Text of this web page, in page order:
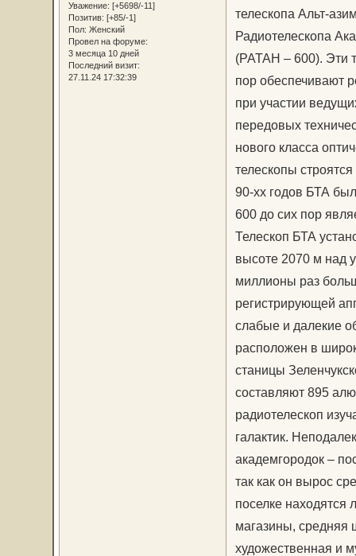
Уважение: [+5698/-11]
Позитив: [+85/-1]
Пол: Женский
Провел на форуме:
3 месяца 10 дней
Последний визит:
27.11.24 17:32:39
телескопа Альт-
Радиотелескопа
(РАТАН – 600). Эти
пор обеспечивают
при участии
передовых
нового класса
телескопы
90-хх годов БТА
600 до сих пор
Телескоп БТА
высоте 2070 м над
миллионы раз
регистрирующей
слабые и далекие
расположен в
станицы
составляют 895
радиотелескоп
галактик.
академгородок –
так как он вырос
поселке находятся
магазины, средняя
художественная и